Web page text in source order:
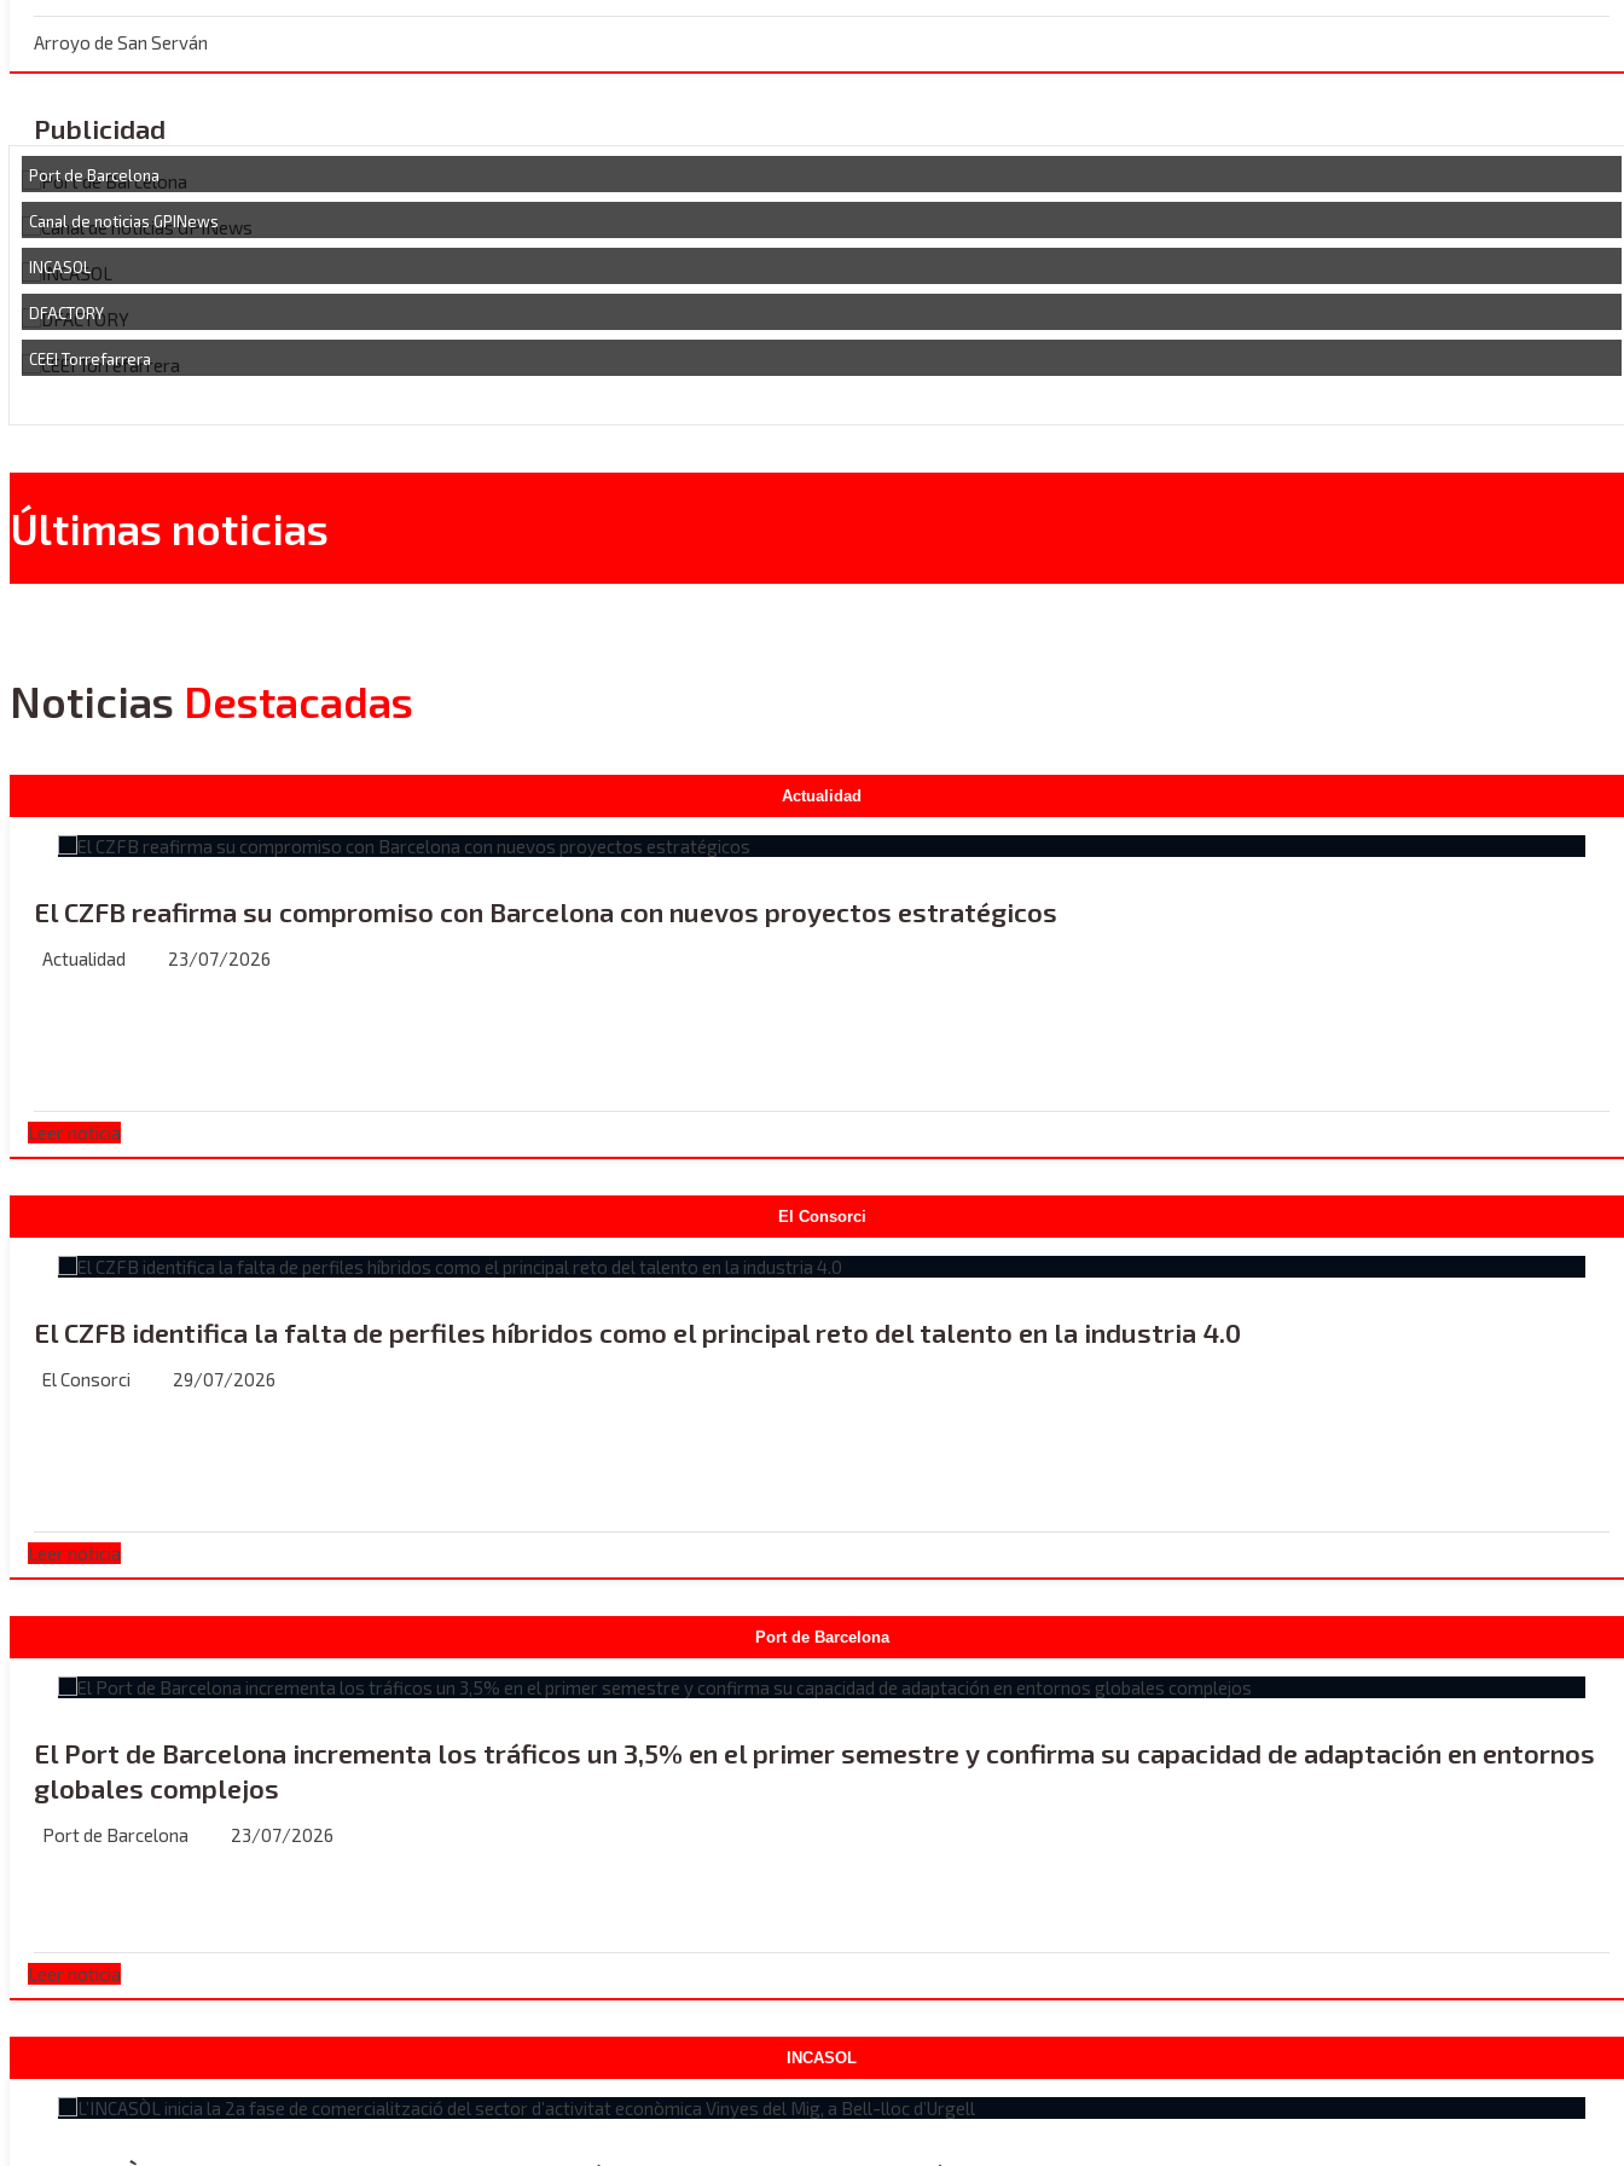
Arroyo de San Serván
Publicidad
Port de Barcelona
Canal de noticias GPINews
INCASOL
DFACTORY
CEEI Torrefarrera
Últimas noticias
Noticias Destacadas
Actualidad
El CZFB reafirma su compromiso con Barcelona con nuevos proyectos estratégicos
Actualidad 23/07/2026
Leer noticia
El Consorci
El CZFB identifica la falta de perfiles híbridos como el principal reto del talento en la industria 4.0
El Consorci 29/07/2026
Leer noticia
Port de Barcelona
El Port de Barcelona incrementa los tráficos un 3,5% en el primer semestre y confirma su capacidad de adaptación en entornos
globales complejos
Port de Barcelona 23/07/2026
Leer noticia
INCASOL